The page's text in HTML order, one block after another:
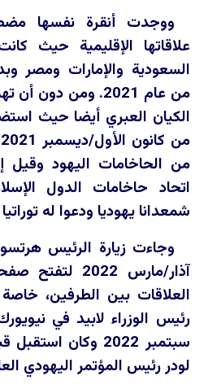
ووجدت أنقرة نفسها
علاقاتها الإقليمية حيث
السعودية والإمارات ومصر
من عام 2021. ومن
من الحاخامات اليهود وقيل
اتحاد حاخامات الدول
شمعدانا يهوديا ودعوا له
آذار/مارس
العلاقات بين الطرفين،
سبتمبر 2022 وكان
لودر رئيس المؤتمر اليهودي